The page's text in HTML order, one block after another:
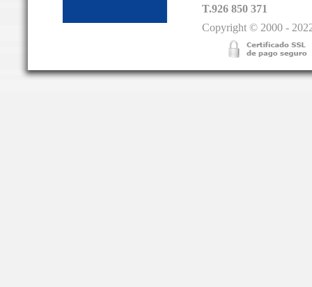
T.926 850 371
Copyright © 2000 -